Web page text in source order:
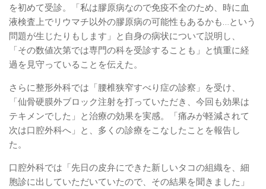
を初めて受診。「私は膠原病なので免疫不全のため、時に血
液検査上でリウマチ以外の膠原病の可能性もあるかも…という
問題が生じたりもします」と自身の病状について説明し、
「その数値次第では専門の科を受診することも」と慎重に経
過を見守っていることを伝えた。
さらに整形外科では「腰椎狭窄すべり症の診察」を受け、
「仙骨硬膜外ブロック注射を打っていただき、今回も効果は
テキメンでした」と治療の効果を実感。「痛みが軽減されて
次は口腔外科へ」と、多くの診療をこなしたことを報告し
た。
口腔外科では「先日の皮弁にできた新しいタコの組織を、細
胞診に出していただいていたので、その結果を聞きました」